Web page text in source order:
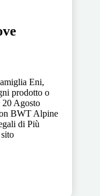
Eni,
prodotto o
Agosto
BWT Alpine
di Più